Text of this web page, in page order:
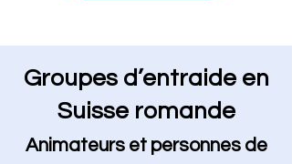
Groupes d’entraide en
Suisse romande
Animateurs et personnes de